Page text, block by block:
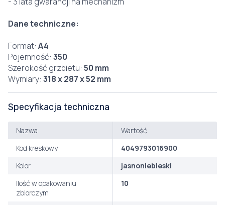
Dane techniczne:
Format: A4
Pojemność: 350
Szerokość grzbietu: 50 mm
Wymiary: 318 x 287 x 52 mm
Specyfikacja techniczna
Nazwa
Wartość
Kod kreskowy
4049793016900
Kolor
jasnoniebieski
Ilość w opakowaniu
zbiorczym
10